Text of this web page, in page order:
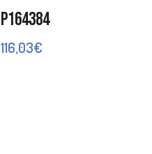
P164384
116,03€